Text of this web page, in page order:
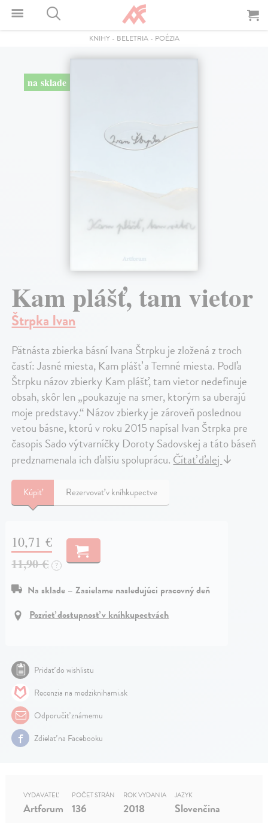
KNIHY- BELETRIA- POÉZIA
na sklade
Kam plášť, tam vietor
Štrpka Ivan
Pätnásta zbierka básní Ivana Štrpku je zložená z troch
častí: Jasné miesta, Kam plášť a Temné miesta. Podľa
Štrpku názov zbierky Kam plášť, tam vietor nedefinuje
obsah, skôr len „poukazuje na smer, ktorým sa uberajú
moje predstavy.“ Názov zbierky je zároveň poslednou
vetou básne, ktorú v roku 2015 napísal Ivan Štrpka pre
časopis Sado výtvarníčky Doroty Sadovskej a táto báseň
predznamenala ich ďalšiu spoluprácu.Čítať ďalej↓
Kúpiť Rezervovať v kníhkupectve
10,71 €
11,90 € ?
Na sklade – Zasielame nasledujúci pracovný deň
Pozrieť dostupnosť v kníhkupectvách
Pridať do wishlistu
Recenzia na medziknihami.sk
Odporučiť známemu
Zdielať na Facebooku
VYDAVATEĽ
Artforum
POČET STRÁN
136
ROK VYDANIA
2018
JAZYK
Slovenčina